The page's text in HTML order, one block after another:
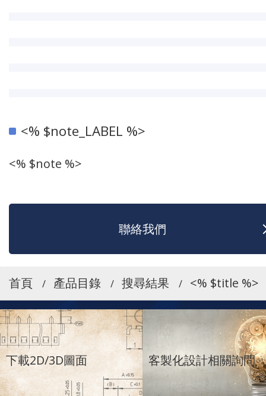
首頁 產品目錄 搜尋結果 <% $title %>
<% $note_LABEL %>
<% $note %>
聯絡我們
下載2D/3D圖面 客製化設計相關詢問